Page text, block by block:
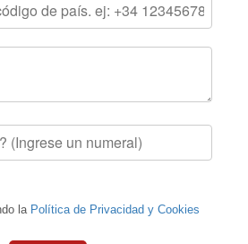
la Política de Privacidad y Cookies